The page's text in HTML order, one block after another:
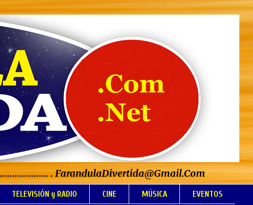
. FarandulaDivertida@Gmail.Com
TELEVISIÓN y RADIO CINE MÚSICA EVENTOS